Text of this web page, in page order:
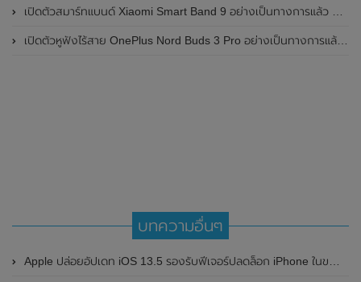
เปิดตัวสมาร์ทแบนด์ Xiaomi Smart Band 9 อย่างเป็นทางการแล้ว มาพร้อมหน้าจอ AMOLED ขนาด 1.62 นิ้ว , ตัวเรือนเป็นโลหะ และแบตเตอรี่สุดอึดสามารถใช้งานได้นานถึง 21 วัน
เปิดตัวหูฟังไร้สาย OnePlus Nord Buds 3 Pro อย่างเป็นทางการแล้ว มาพร้อมระบบตัดเสียงรบกวน (ANC) สามารถลดเสียงรบกวนได้ 49dB และแบตเตอรี่สุดอึดใช้งานได้นานสูงสุดถึง 44 ชั่วโมง
บทความอื่นๆ
Apple ปล่อยอัปเดท iOS 13.5 รองรับฟีเจอร์ปลดล็อก iPhone ในขณะที่สวมหน้ากากได้อย่างรวดเร็ว